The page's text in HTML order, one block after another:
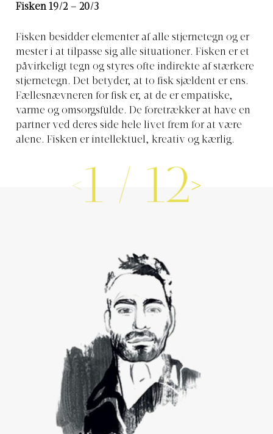
Fisken 19/2 – 20/3
Fisken besidder elementer af alle stjernetegn og er
mester i at tilpasse sig alle situationer. Fisken er et
påvirkeligt tegn og styres ofte indirekte af stærkere
stjernetegn. Det betyder, at to fisk sjældent er ens.
Fællesnævneren for fisk er, at de er empatiske,
varme og omsorgsfulde. De foretrækker at have en
partner ved deres side hele livet frem for at være
alene. Fisken er intellektuel, kreativ og kærlig.
1 / 12